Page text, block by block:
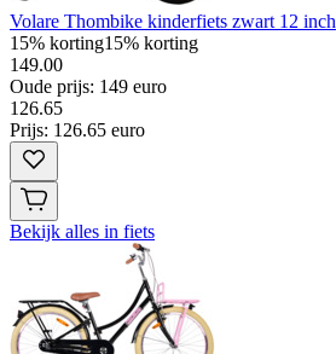
Volare Thombike kinderfiets zwart 12 inch
15% korting15% korting
149.00
Oude prijs: 149 euro
126.65
Prijs: 126.65 euro
Bekijk alles in fiets